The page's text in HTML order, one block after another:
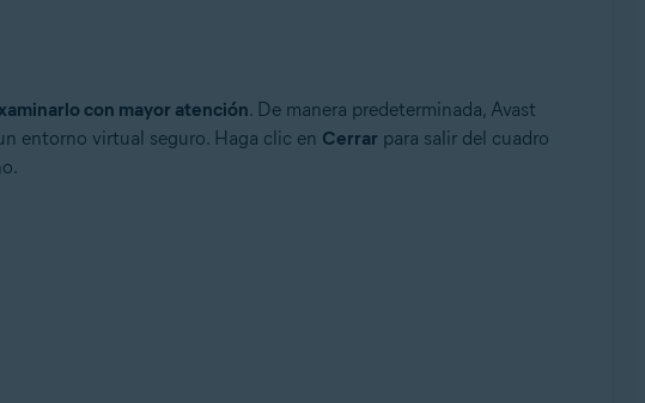
con mayor atención. De manera predeterminada, Avast
entorno virtual seguro. Haga clic en Cerrar para salir del cuadro